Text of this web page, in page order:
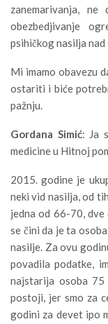
zanemarivanja, ne
obezbedjivanje
psihičkog nasilja
Mi imamo obavezu
ostariti i biće
pažnju.
Gordana Simić: Ja
medicine u Hitnoj
2015. godine je
neki vid nasilja, od
jedna od 66-70,
se čini da je ta
nasilje. Za ovu
povadila podatke,
najstarija osoba 75
postoji, jer smo za
godini za devet ipo